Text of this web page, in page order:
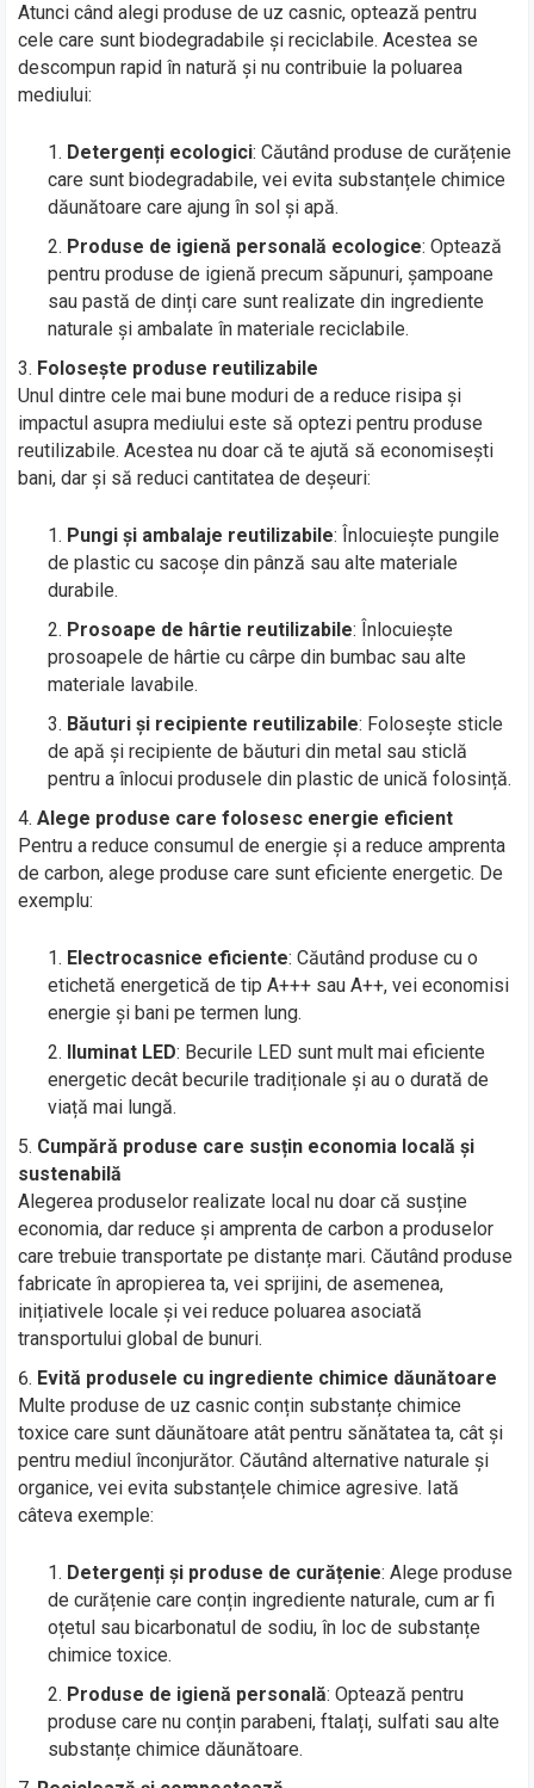
Atunci când alegi produse de uz casnic, optează pentru
cele care sunt biodegradabile și reciclabile. Acestea se
descompun rapid în natură și nu contribuie la poluarea
mediului:
Detergenți ecologici: Căutând produse de curățenie
care sunt biodegradabile, vei evita substanțele chimice
dăunătoare care ajung în sol și apă.
Produse de igienă personală ecologice: Optează
pentru produse de igienă precum săpunuri, șampoane
sau pastă de dinți care sunt realizate din ingrediente
naturale și ambalate în materiale reciclabile.
Folosește produse reutilizabile
Unul dintre cele mai bune moduri de a reduce risipa și
impactul asupra mediului este să optezi pentru produse
reutilizabile. Acestea nu doar că te ajută să economisești
bani, dar și să reduci cantitatea de deșeuri:
Pungi și ambalaje reutilizabile: Înlocuiește pungile
de plastic cu sacoșe din pânză sau alte materiale
durabile.
Prosoape de hârtie reutilizabile: Înlocuiește
prosoapele de hârtie cu cârpe din bumbac sau alte
materiale lavabile.
Băuturi și recipiente reutilizabile: Folosește sticle
de apă și recipiente de băuturi din metal sau sticlă
pentru a înlocui produsele din plastic de unică folosință.
Alege produse care folosesc energie eficient
Pentru a reduce consumul de energie și a reduce amprenta
de carbon, alege produse care sunt eficiente energetic. De
exemplu:
Electrocasnice eficiente: Căutând produse cu o
etichetă energetică de tip A+++ sau A++, vei economisi
energie și bani pe termen lung.
Iluminat LED: Becurile LED sunt mult mai eficiente
energetic decât becurile tradiționale și au o durată de
viață mai lungă.
Cumpără produse care susțin economia locală și
sustenabilă
Alegerea produselor realizate local nu doar că susține
economia, dar reduce și amprenta de carbon a produselor
care trebuie transportate pe distanțe mari. Căutând produse
fabricate în apropierea ta, vei sprijini, de asemenea,
inițiativele locale și vei reduce poluarea asociată
transportului global de bunuri.
Evită produsele cu ingrediente chimice dăunătoare
Multe produse de uz casnic conțin substanțe chimice
toxice care sunt dăunătoare atât pentru sănătatea ta, cât și
pentru mediul înconjurător. Căutând alternative naturale și
organice, vei evita substanțele chimice agresive. Iată
câteva exemple:
Detergenți și produse de curățenie: Alege produse
de curățenie care conțin ingrediente naturale, cum ar fi
oțetul sau bicarbonatul de sodiu, în loc de substanțe
chimice toxice.
Produse de igienă personală: Optează pentru
produse care nu conțin parabeni, ftalați, sulfati sau alte
substanțe chimice dăunătoare.